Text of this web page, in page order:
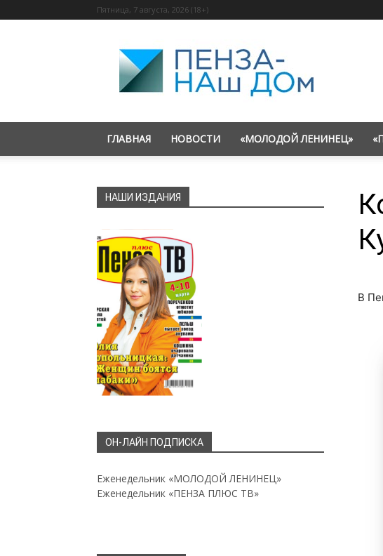
Пятница, 7 августа, 2026 (18+)
«Пенза
—
наш
дом»
ГЛАВНАЯ НОВОСТИ «МОЛОДОЙ ЛЕНИНЕЦ»
В
НАШИ ИЗДАНИЯ
ОН-ЛАЙН ПОДПИСКА
Еженедельник «МОЛОДОЙ ЛЕНИНЕЦ»
Еженедельник «ПЕНЗА ПЛЮС ТВ»